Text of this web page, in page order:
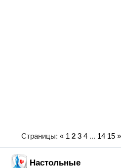
Страницы: « 1 2 3 4 ... 14 15 »
Настольные